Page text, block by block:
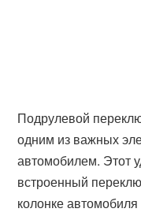
Подрулевой
одним из важных
автомобилем. Этот
встроенный
колонке